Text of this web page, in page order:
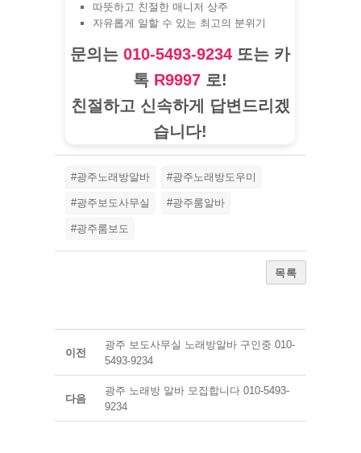
따뜻하고 친절한 매니저 상주
자유롭게 일할 수 있는 최고의 분위기
문의는010-5493-9234 또는 카
톡 R9997 로!
친절하고 신속하게 답변드리겠
습니다!
#광주노래방알바 #광주노래방도우미
#광주보도사무실 #광주룸알바
#광주룸보도
목록
이전
광주 보도사무실 노래방알바 구인중 010-
5493-9234
다음
광주 노래방 알바 모집합니다 010-5493-
9234